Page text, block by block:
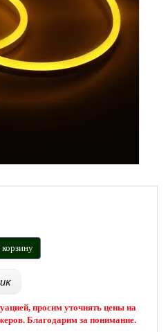
просим уточнять цены на
Благодарим за понимание.